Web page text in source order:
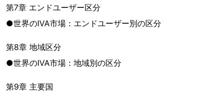
第7章 エンドユーザー区分
●世界のIVA市場：エンドユーザー別の区分
第8章 地域区分
●世界のIVA市場：地域別の区分
第9章 主要国